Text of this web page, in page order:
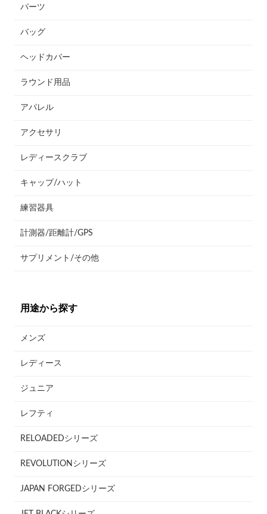
パーツ
バッグ
ヘッドカバー
ラウンド用品
アパレル
アクセサリ
レディースクラブ
キャップ/ハット
練習器具
計測器/距離計/GPS
サプリメント/その他
用途から探す
メンズ
レディース
ジュニア
レフティ
RELOADEDシリーズ
REVOLUTIONシリーズ
JAPAN FORGEDシリーズ